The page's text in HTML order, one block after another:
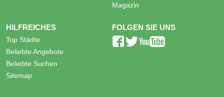
Magazin
HILFREICHES
Top Städte
Beliebte Angebote
Beliebte Suchen
Sitemap
FOLGEN SIE UNS